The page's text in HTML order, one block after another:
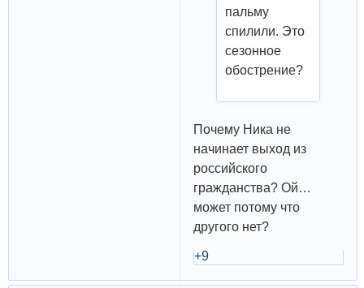
пальму
спилили. Это
сезонное
обострение?
Почему Ника не
начинает выход из
российского
гражданства? Ой…
может потому что
другого нет?
+9